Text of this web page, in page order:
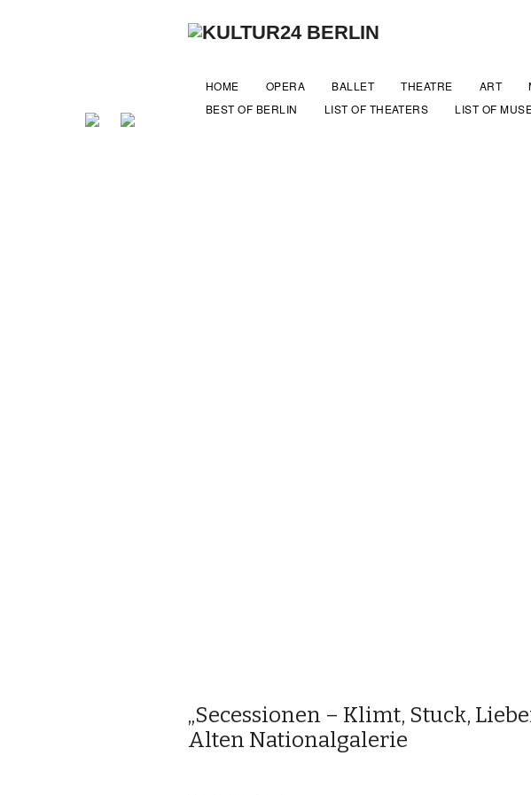
HOME OPERA BALLET THEATRE ART
BEST OF BERLIN
LIST OF THEATERS LIST OF
„Secessionen – Klimt, Stuck,
Alten Nationalgalerie